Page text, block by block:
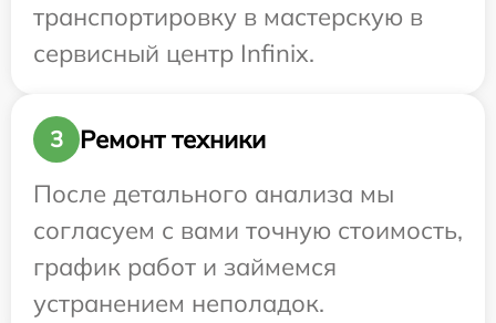
транспортировку в мастерскую в
сервисный центр Infinix.
3
Ремонт техники
После детального анализа мы
согласуем с вами точную стоимость,
график работ и займемся
устранением неполадок.